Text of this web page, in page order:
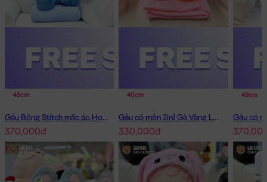
45cm
Gấu Bông Stitch mặc áo Hoodie Jean có mền 2in1
370,000đ
40cm
Gấu có mền 2in1 Gà Vàng Lông Smooth
330,000đ
45cm